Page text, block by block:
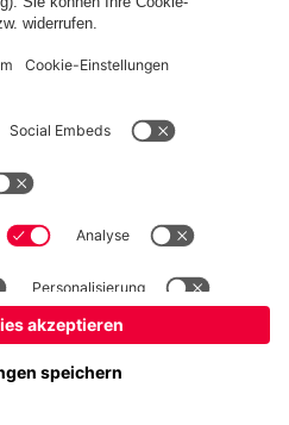
Barrierefreiheit